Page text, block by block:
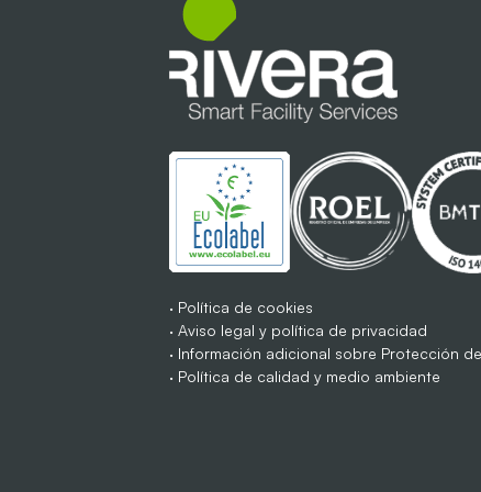
· Política de cookies
·Aviso legal y política de privacidad
· Información adicional sobre Protección
· Política de calidad y medio ambiente